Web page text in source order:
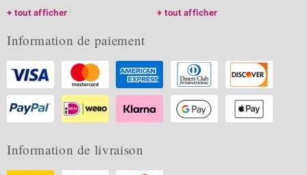
tout afficher
tout afficher
Information de paiement
Information de livraison